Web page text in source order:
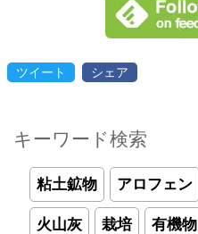
ツイート シェア
キーワード検索
粘土鉱物 アロフェン
火山灰 栽培 有機物